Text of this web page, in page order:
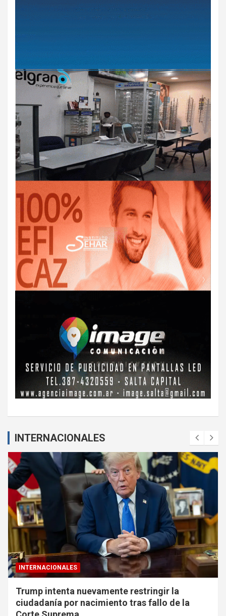
INTERNACIONALES
INTERNACIONALES
Trump intenta nuevamente restringir la
ciudadanía por nacimiento tras fallo de la